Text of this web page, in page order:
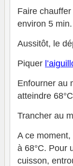
Faire
environ 5 min.
Aussitôt, le
Piquer
Enfourner au
atteindre
Trancher au
A ce
à 68°C. Pour
cuisson,